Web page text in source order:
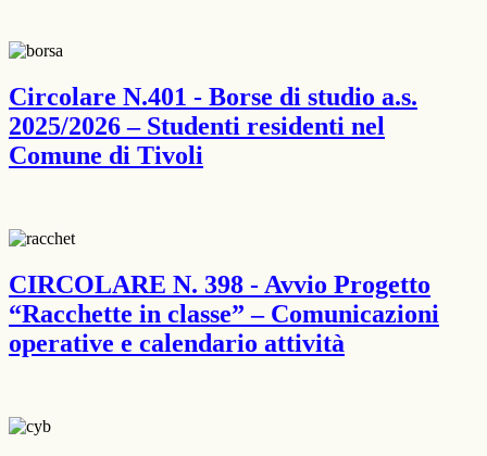
Circolare N.401 - Borse di studio a.s.
2025/2026 – Studenti residenti nel
Comune di Tivoli
CIRCOLARE N. 398 - Avvio Progetto
“Racchette in classe” – Comunicazioni
operative e calendario attività